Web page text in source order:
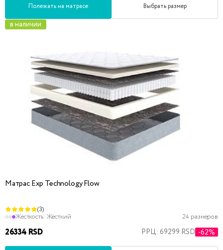
Полежать на матрасе Выбрать размер
в наличии
Матрас Exp Technology Flow
(3)
Жесткость: Жесткий 24 размеров
26334 RSD РРЦ: 69299 RSD -62%